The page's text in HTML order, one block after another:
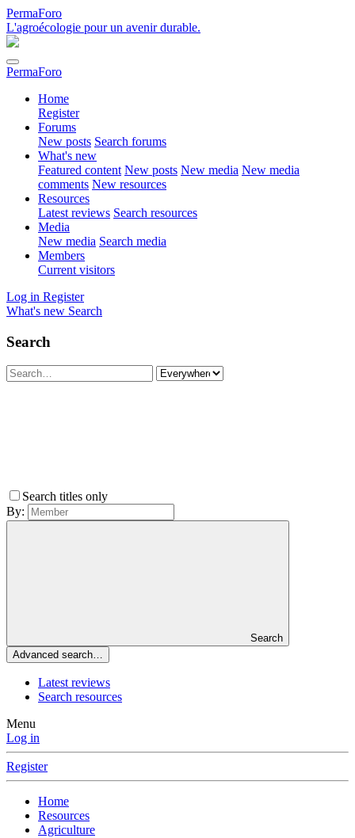
PermaForo
L'agroécologie pour un avenir durable.
PermaForo
Home
Register
Forums
New posts Search forums
What's new
Featured content New posts New media New media
comments New resources
Resources
Latest reviews Search resources
Media
New media Search media
Members
Current visitors
Log in Register
What's new Search
Search
Search titles only
By:
Search
Advanced search…
Latest reviews
Search resources
Menu
Log in
Register
Home
Resources
Agriculture